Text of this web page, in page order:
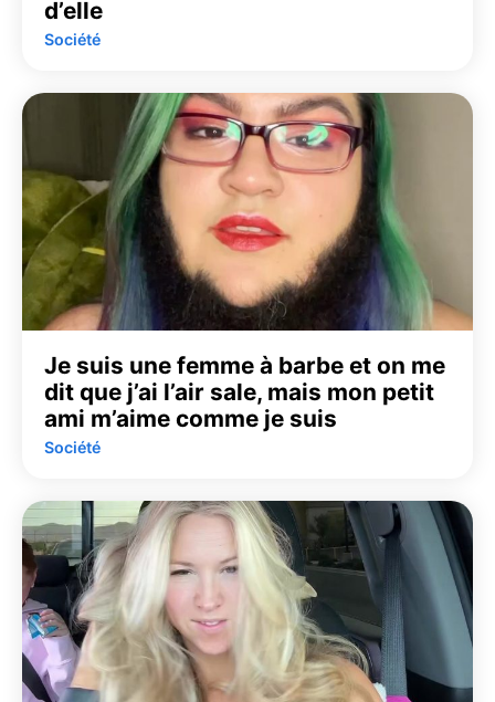
d’elle
Société
Je suis une femme à barbe et on me
dit que j’ai l’air sale, mais mon petit
ami m’aime comme je suis
Société